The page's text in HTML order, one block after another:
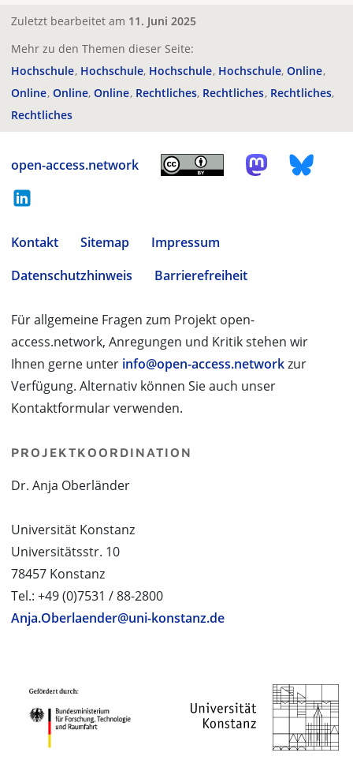
Zuletzt bearbeitet am 11. Juni 2025
Mehr zu den Themen dieser Seite:
Hochschule Hochschule Hochschule Hochschule Online
Online Online Online Rechtliches Rechtliches Rechtliches
Rechtliches
open-access.network
Kontakt Sitemap
Impressum
Datenschutzhinweis
Barrierefreiheit
Für allgemeine Fragen zum Projekt open-
access.network, Anregungen und Kritik stehen wir
Ihnen gerne unter info@open-access.networkzur
Verfügung. Alternativ können Sie auch unser
Kontaktformular verwenden.
PROJEKTKOORDINATION
Dr. Anja Oberländer
Universität Konstanz
Universitätsstr. 10
78457 Konstanz
Tel.: +49 (0)7531 / 88-2800
Anja.Oberlaender@uni-konstanz.de